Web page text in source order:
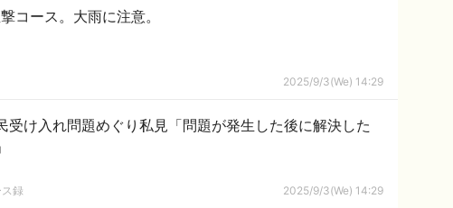
コース。大雨に注意。
2025/9/3(We) 14:29
受け入れ問題めぐり私見「問題が発生した後に解決した
録 2025/9/3(We) 14:29